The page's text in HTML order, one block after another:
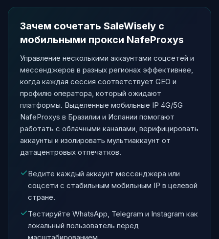
Зачем сочетать SaleWisely с
мобильными прокси NafeProxys
Управление несколькими аккаунтами соцсетей и
мессенджеров в разных регионах эффективнее,
когда каждая сессия соответствует GEO и
профилю оператора, который ожидают
платформы. Выделенные мобильные IP 4G/5G
NafeProxys в Бразилии и Испании помогают
работать с облачными каналами, верифицировать
аккаунты и изолировать мультиаккаунт от
датацентровых отпечатков.
Ведите каждый аккаунт мессенджера или
соцсети с стабильным мобильным IP в целевой
стране.
Тестируйте WhatsApp, Telegram и Instagram как
локальный пользователь перед